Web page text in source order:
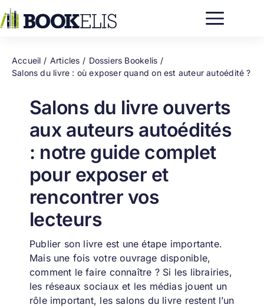
au
contenu
Accueil Articles
Dossiers Bookelis
Salons du livre : où exposer quand on est auteur autoédité ?
Salons du livre ouverts
aux auteurs autoédités
: notre guide complet
pour exposer et
rencontrer vos
lecteurs
Publier son livre est une étape importante.
Mais une fois votre ouvrage disponible,
comment le faire connaître ? Si les librairies,
les réseaux sociaux et les médiasjouent un
rôle important, les salons du livre restent l’un